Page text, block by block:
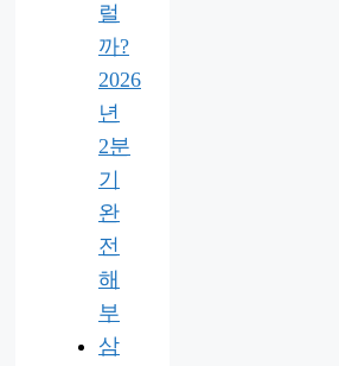
럴
까?
2026
년
2분
기
완
전
해
부
삼